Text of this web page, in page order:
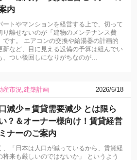
内
ートやマンションを経営する上で、切って
り離せないのが「建物のメンテナンス費
です。 エアコンの交換や給湯器の計画的
新など、目に見える設備の予算は組んでい
、つい後回しになりがちなのが…
産市況 建築計画 2026/6/18
減少＝賃貸需要減少 とは限ら
？＆オーナー様向け！賃貸経営
ナーのご案内
、「日本は人口が減っているから、賃貸経
将来も厳しいのではないか」 というよう